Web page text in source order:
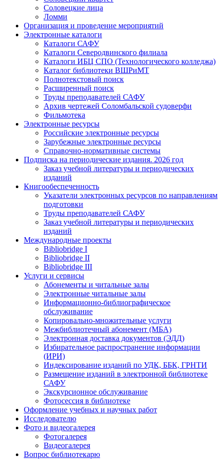
Соловецкие лица
Ломми
Организация и проведение мероприятий
Электронные каталоги
Каталоги САФУ
Каталоги Северодвинского филиала
Каталоги ИБЦ СПО (Технологического колледжа)
Каталог библиотеки ВШРиМТ
Полнотекстовый поиск
Расширенный поиск
Труды преподавателей САФУ
Архив чертежей Соломбальской судоверфи
Фильмотека
Электронные ресурсы
Российские электронные ресурсы
Зарубежные электронные ресурсы
Справочно-нормативные системы
Подписка на периодические издания. 2026 год
Заказ учебной литературы и периодических
изданий
Книгообеспеченность
Указатели электронных ресурсов по направлениям
подготовки
Труды преподавателей САФУ
Заказ учебной литературы и периодических
изданий
Международные проекты
Bibliobridge I
Bibliobridge II
Bibliobridge III
Услуги и сервисы
Абонементы и читальные залы
Электронные читальные залы
Информационно-библиографическое
обслуживание
Копировально-множительные услуги
Межбиблиотечный абонемент (МБА)
Электронная доставка документов (ЭДД)
Избирательное распространение информации
(ИРИ)
Индексирование изданий по УДК, ББК, ГРНТИ
Размещение изданий в электронной библиотеке
САФУ
Экскурсионное обслуживание
Фотосессия в библиотеке
Оформление учебных и научных работ
Исследователю
Фото и видеогалерея
Фотогалерея
Видеогалерея
Вопрос библиотекарю